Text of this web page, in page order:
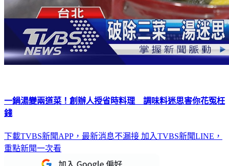
一鍋湯變兩道菜！創辦人授省時料理 調味料迷思害你花冤枉
錢
下載TVBS新聞APP，最新消息不漏接 加入TVBS新聞LINE，
重點新聞一次看